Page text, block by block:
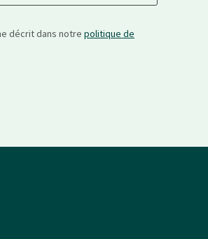
décrit dans notre politique de